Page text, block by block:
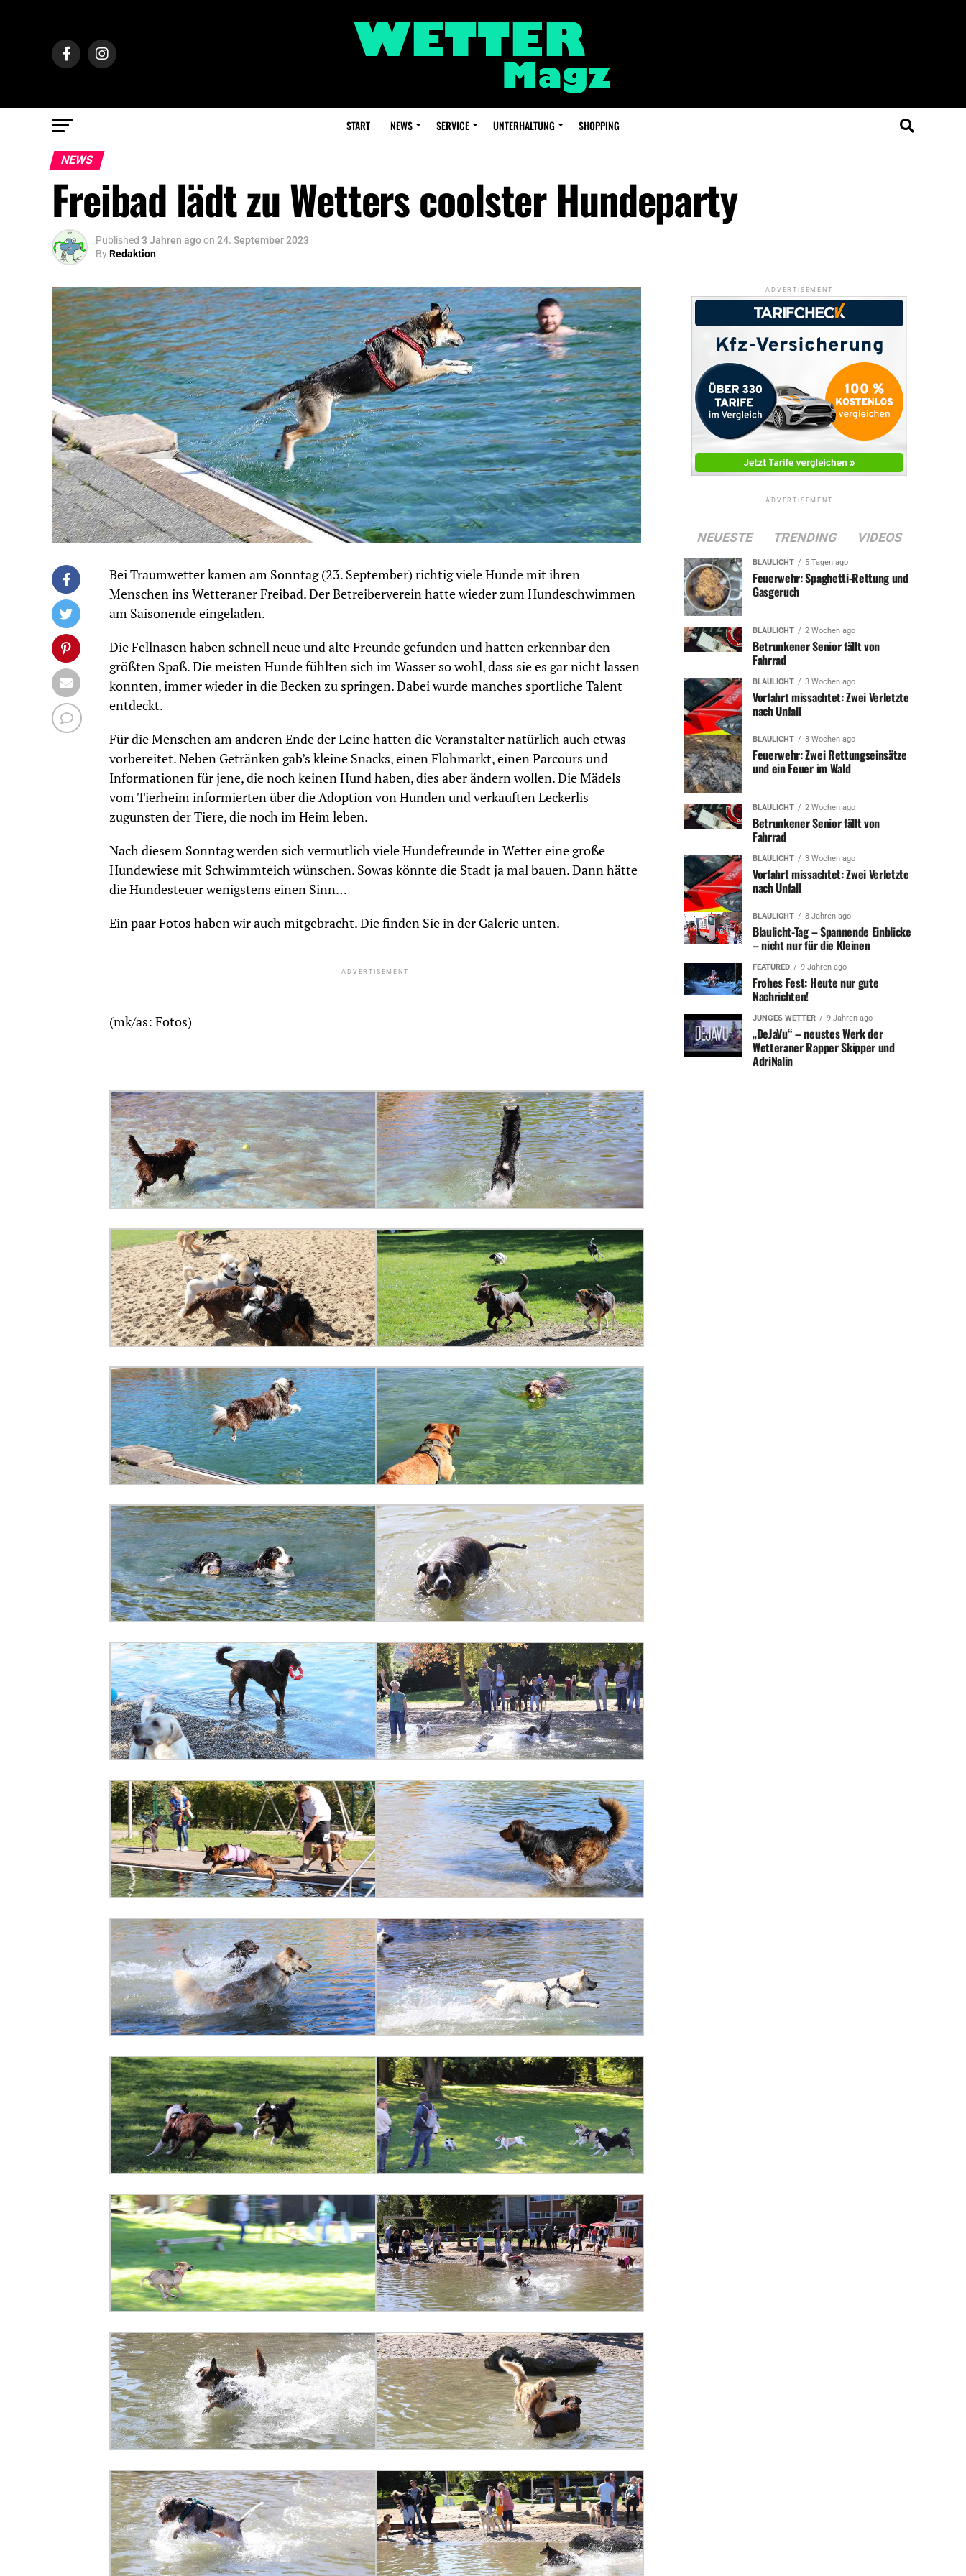
START NEWS SERVICE UNTERHALTUNG SHOPPING
NEWS
Freibad lädt zu Wetters coolster Hundeparty
Published 3 Jahren agoon 24. September 2023
ByRedaktion
Bei Traumwetter kamen am Sonntag (23. September) richtig viele Hunde mit ihren
Menschen ins Wetteraner Freibad. Der Betreiberverein hatte wieder zum Hundeschwimmen
am Saisonende eingeladen.
Die Fellnasen haben schnell neue und alte Freunde gefunden und hatten erkennbar den
größten Spaß. Die meisten Hunde fühlten sich im Wasser so wohl, dass sie es gar nicht lassen
konnten, immer wieder in die Becken zu springen. Dabei wurde manches sportliche Talent
entdeckt.
Für die Menschen am anderen Ende der Leine hatten die Veranstalter natürlich auch etwas
vorbereitet. Neben Getränken gab’s kleine Snacks, einen Flohmarkt, einen Parcours und
Informationen für jene, die noch keinen Hund haben, dies aber ändern wollen. Die Mädels
vom Tierheim informierten über die Adoption von Hunden und verkauften Leckerlis
zugunsten der Tiere, die noch im Heim leben.
Nach diesem Sonntag werden sich vermutlich viele Hundefreunde in Wetter eine große
Hundewiese mit Schwimmteich wünschen. Sowas könnte die Stadt ja mal bauen. Dann hätte
die Hundesteuer wenigstens einen Sinn…
Ein paar Fotos haben wir auch mitgebracht. Die finden Sie in der Galerie unten.
ADVERTISEMENT
(mk/as: Fotos)
ADVERTISEMENT
ADVERTISEMENT
NEUESTE TRENDING VIDEOS
BLAULICHT 5 Tagen ago
Feuerwehr: Spaghetti-Rettung und
Gasgeruch
BLAULICHT 2 Wochen ago
Betrunkener Senior fällt von
Fahrrad
BLAULICHT 3 Wochen ago
Vorfahrt missachtet: Zwei Verletzte
nach Unfall
BLAULICHT 3 Wochen ago
Feuerwehr: Zwei Rettungseinsätze
und ein Feuer im Wald
BLAULICHT 2 Wochen ago
Betrunkener Senior fällt von
Fahrrad
BLAULICHT 3 Wochen ago
Vorfahrt missachtet: Zwei Verletzte
nach Unfall
BLAULICHT 8 Jahren ago
Blaulicht-Tag – Spannende Einblicke
– nicht nur für die Kleinen
FEATURED 9 Jahren ago
Frohes Fest: Heute nur gute
Nachrichten!
JUNGES WETTER 9 Jahren ago
„DeJaVu“ – neustes Werk der
Wetteraner Rapper Skipper und
AdriNalin